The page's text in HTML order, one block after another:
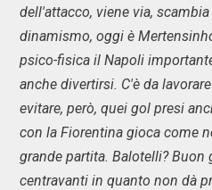
dell'attacco, viene via,
dinamismo, oggi è
psico-fisica il Napoli
anche divertirsi. C'è da
evitare, però, quei gol presi
con la Fiorentina gioca come
grande partita. Balotelli? Buon
centravanti in quanto non dà